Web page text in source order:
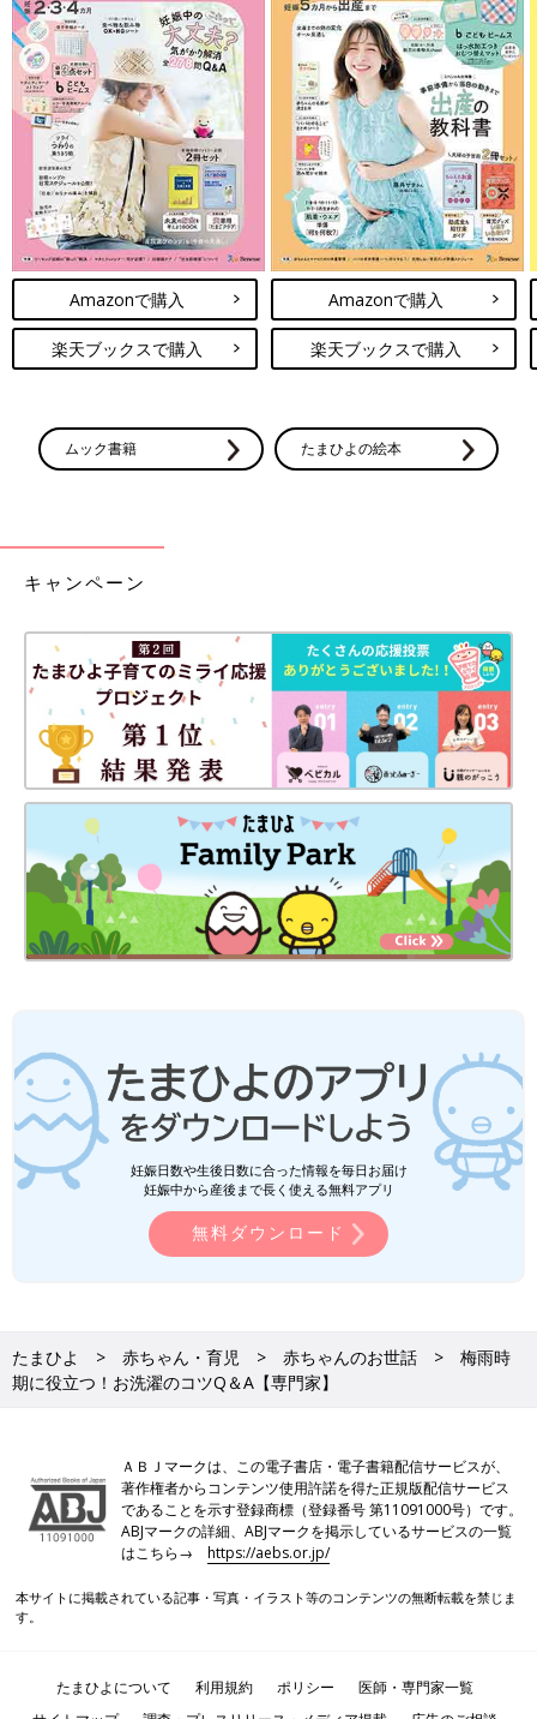
Amazonで購入
楽天ブックスで購入
Amazonで購入
楽天ブックスで購入
ムック書籍 たまひよの絵本
キャンペーン
妊娠日数や生後日数に合った情報を毎日お届け
妊娠中から産後まで長く使える無料アプリ
無料ダウンロード
たまひよ 赤ちゃん・育児 赤ちゃんのお世話
梅雨時
期に役立つ！お洗濯のコツQ＆A【専門家】
ＡＢＪマークは、この電子書店・電子書籍配信サービスが、
著作権者からコンテンツ使用許諾を得た正規版配信サービス
であることを示す登録商標（登録番号 第11091000号）です。
ABJマークの詳細、ABJマークを掲示しているサービスの一覧
はこちら→https://aebs.or.jp/
本サイトに掲載されている記事・写真・イラスト等のコンテンツの無断転載を禁じま
す。
たまひよについて 利用規約 ポリシー
医師・専門家一覧